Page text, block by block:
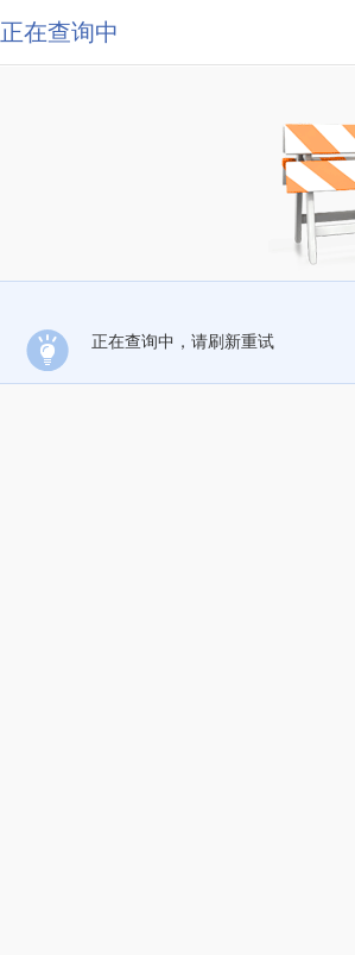
正在查询中
正在查询中，请刷新重试